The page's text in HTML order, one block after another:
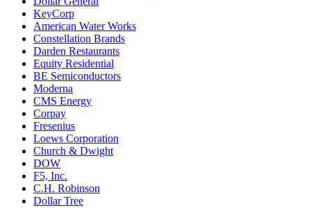
KeyCorp
American Water Works
Constellation Brands
Darden Restaurants
Equity Residential
BE Semiconductors
Moderna
CMS Energy
Corpay
Fresenius
Loews Corporation
Church & Dwight
DOW
F5, Inc.
C.H. Robinson
Dollar Tree